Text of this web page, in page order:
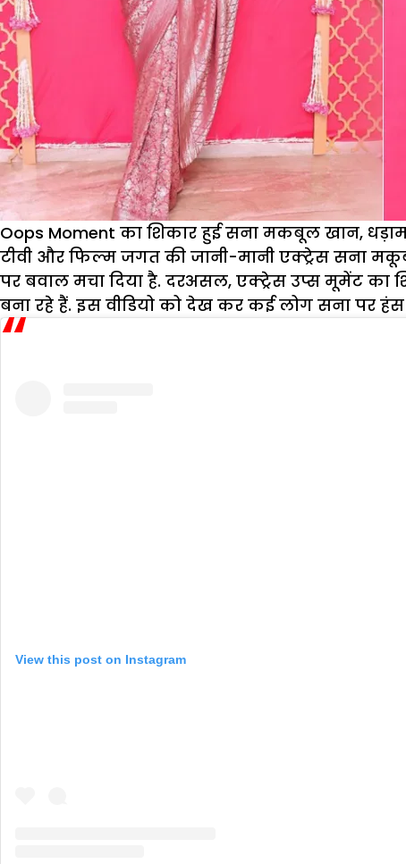
Oops Moment का शिकार हुई सना मकबूल खान, धड़ाम
टीवी और फिल्म जगत की जानी-मानी एक्ट्रेस सना
पर बवाल मचा दिया है. दरअसल, एक्ट्रेस उप्स मूमेंट का
बना रहे हैं. इस वीडियो को देख कर कई लोग सना पर
View this post on Instagram